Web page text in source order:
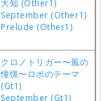
大知 (Other1)
September (Other1)
Prelude (Other1)
クロノトリガー〜風の
憧憬〜ロボのテーマ
(Gt1)
September (Gt1)